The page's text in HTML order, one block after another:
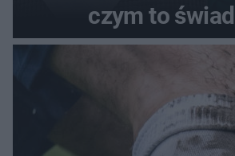
czym to